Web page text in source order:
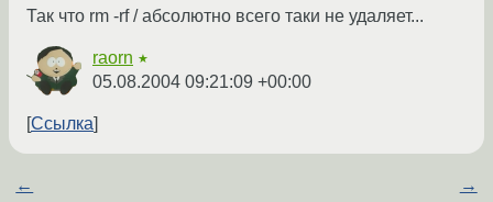
Так что rm -rf / абсолютно всего таки не удаляет...
raorn ★
05.08.2004 09:21:09 +00:00
Ссылка
← →